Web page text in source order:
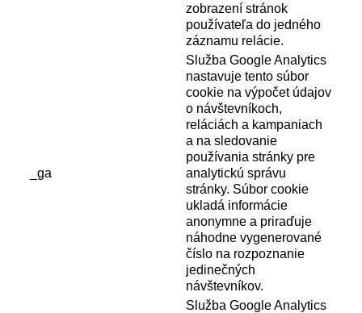
zobrazení stránok
používateľa do jedného
záznamu relácie.
_ga
Služba Google Analytics
nastavuje tento súbor
cookie na výpočet údajov
o návštevníkoch,
reláciách a kampaniach
a na sledovanie
používania stránky pre
analytickú správu
stránky. Súbor cookie
ukladá informácie
anonymne a priraďuje
náhodne vygenerované
číslo na rozpoznanie
jedinečných
návštevníkov.
Služba Google Analytics